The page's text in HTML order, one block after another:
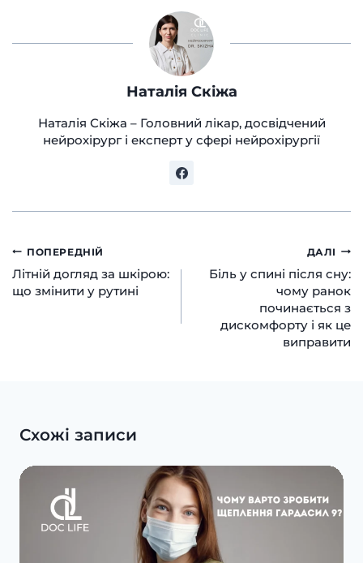
Наталія Скіжа
Наталія Скіжа – Головний лікар, досвідчений
нейрохірург і експерт у сфері нейрохірургії
Навігація
записів
ПОПЕРЕДНІЙ
Літній догляд за шкірою:
що змінити у рутині
ДАЛІ
Біль у спині після сну:
чому ранок
починається з
дискомфорту і як це
виправити
Схожі записи